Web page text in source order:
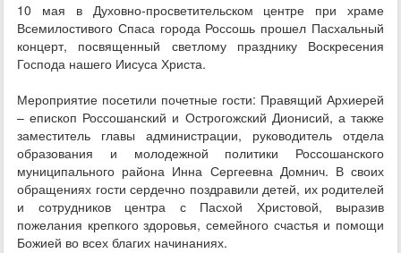
10 мая в Духовно‑просветительском центре при храме
Всемилостивого Спаса города Россошь прошел Пасхальный
концерт, посвященный светлому празднику Воскресения
Господа нашего Иисуса Христа.
Мероприятие посетили почетные гости: Правящий Архиерей
– епископ Россошанский и Острогожский Дионисий, а также
заместитель главы администрации, руководитель отдела
образования и молодежной политики Россошанского
муниципального района Инна Сергеевна Домнич. В своих
обращениях гости сердечно поздравили детей, их родителей
и сотрудников центра с Пасхой Христовой, выразив
пожелания крепкого здоровья, семейного счастья и помощи
Божией во всех благих начинаниях.